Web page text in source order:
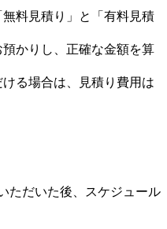
料見積り」と「有料見積
かりし、正確な金額を算
る場合は、見積り費用は
ただいた後、スケジュール